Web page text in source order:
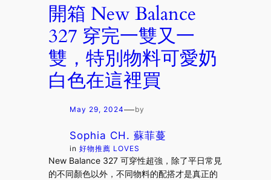
開箱 New Balance
327 穿完一雙又一
雙，特別物料可愛奶
白色在這裡買
May 29, 2024—by
Sophia CH. 蘇菲蔓
in好物推薦 LOVES
New Balance 327 可穿性超強，除了平日常見
的不同顏色以外，不同物料的配搭才是真正的